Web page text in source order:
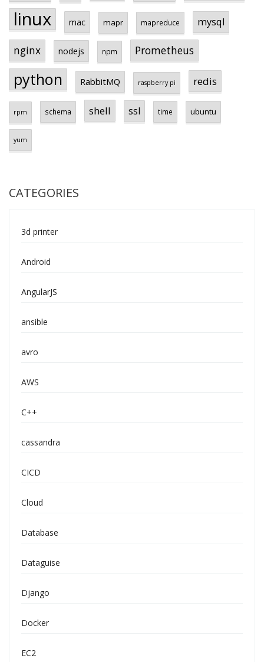
linux mac mapr mapreduce mysql
nginx nodejs npm Prometheus
python RabbitMQ raspberry pi redis
rpm schema shell ssl time ubuntu
yum
CATEGORIES
3d printer
Android
AngularJS
ansible
avro
AWS
C++
cassandra
CICD
Cloud
Database
Dataguise
Django
Docker
EC2